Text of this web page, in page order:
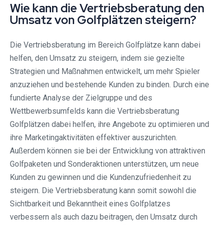
Wie kann die Vertriebsberatung den
Umsatz von Golfplätzen steigern?
Die Vertriebsberatung im Bereich Golfplätze kann dabei
helfen, den Umsatz zu steigern, indem sie gezielte
Strategien und Maßnahmen entwickelt, um mehr Spieler
anzuziehen und bestehende Kunden zu binden. Durch eine
fundierte Analyse der Zielgruppe und des
Wettbewerbsumfelds kann die Vertriebsberatung
Golfplätzen dabei helfen, ihre Angebote zu optimieren und
ihre Marketingaktivitäten effektiver auszurichten.
Außerdem können sie bei der Entwicklung von attraktiven
Golfpaketen und Sonderaktionen unterstützen, um neue
Kunden zu gewinnen und die Kundenzufriedenheit zu
steigern. Die Vertriebsberatung kann somit sowohl die
Sichtbarkeit und Bekanntheit eines Golfplatzes
verbessern als auch dazu beitragen, den Umsatz durch